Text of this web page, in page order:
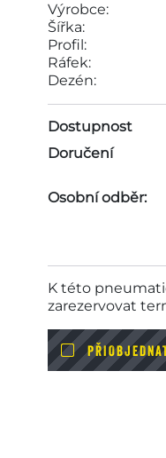
Výrobce:
Šířka:
Profil:
Ráfek:
Dezén:
Dostupnost
Doručení
Osobní odběr:
K této
zarezervovat